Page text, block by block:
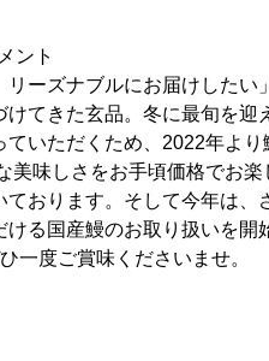
ント
ーズナブルにお届けしたい
てきた玄品。冬に最旬を迎
いただくため、2022年よ
味しさをお手頃価格でお
おります。そして今年は、
る国産鰻のお取り扱いを開
一度ご賞味くださいませ。